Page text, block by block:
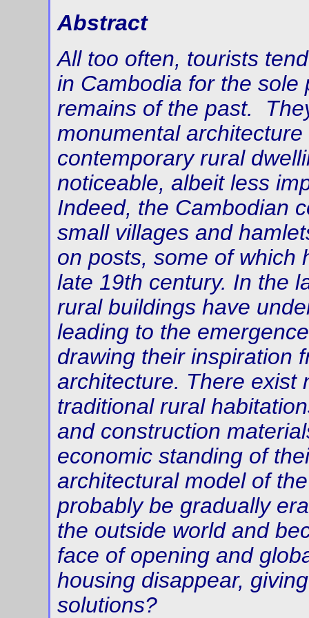
Abstract
All too often, tourists
in Cambodia for the
remains of the past.
monumental
contemporary rural
noticeable, albeit less
Indeed, the Cambodian
small villages and
on posts, some of
late 19th century. In the
rural buildings have
leading to the
drawing their inspiration
architecture. There exist
traditional rural
and construction
economic standing of
architectural model of
probably be gradually
the outside world and
face of opening and
housing disappear,
solutions?